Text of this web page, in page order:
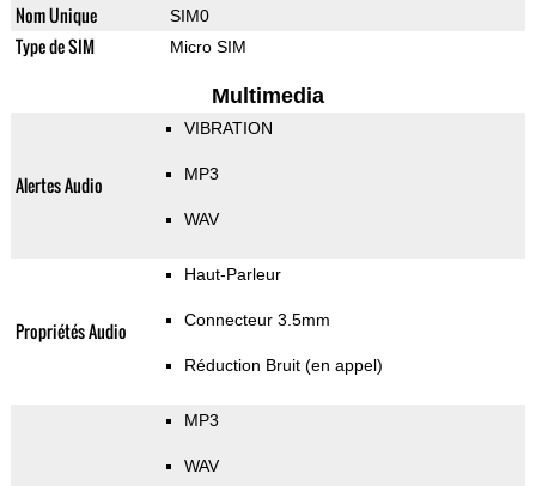
Nom Unique SIM0
Type de SIM Micro SIM
Multimedia
Alertes Audio
VIBRATION
MP3
WAV
Propriétés Audio
Haut-Parleur
Connecteur 3.5mm
Réduction Bruit (en appel)
MP3
WAV